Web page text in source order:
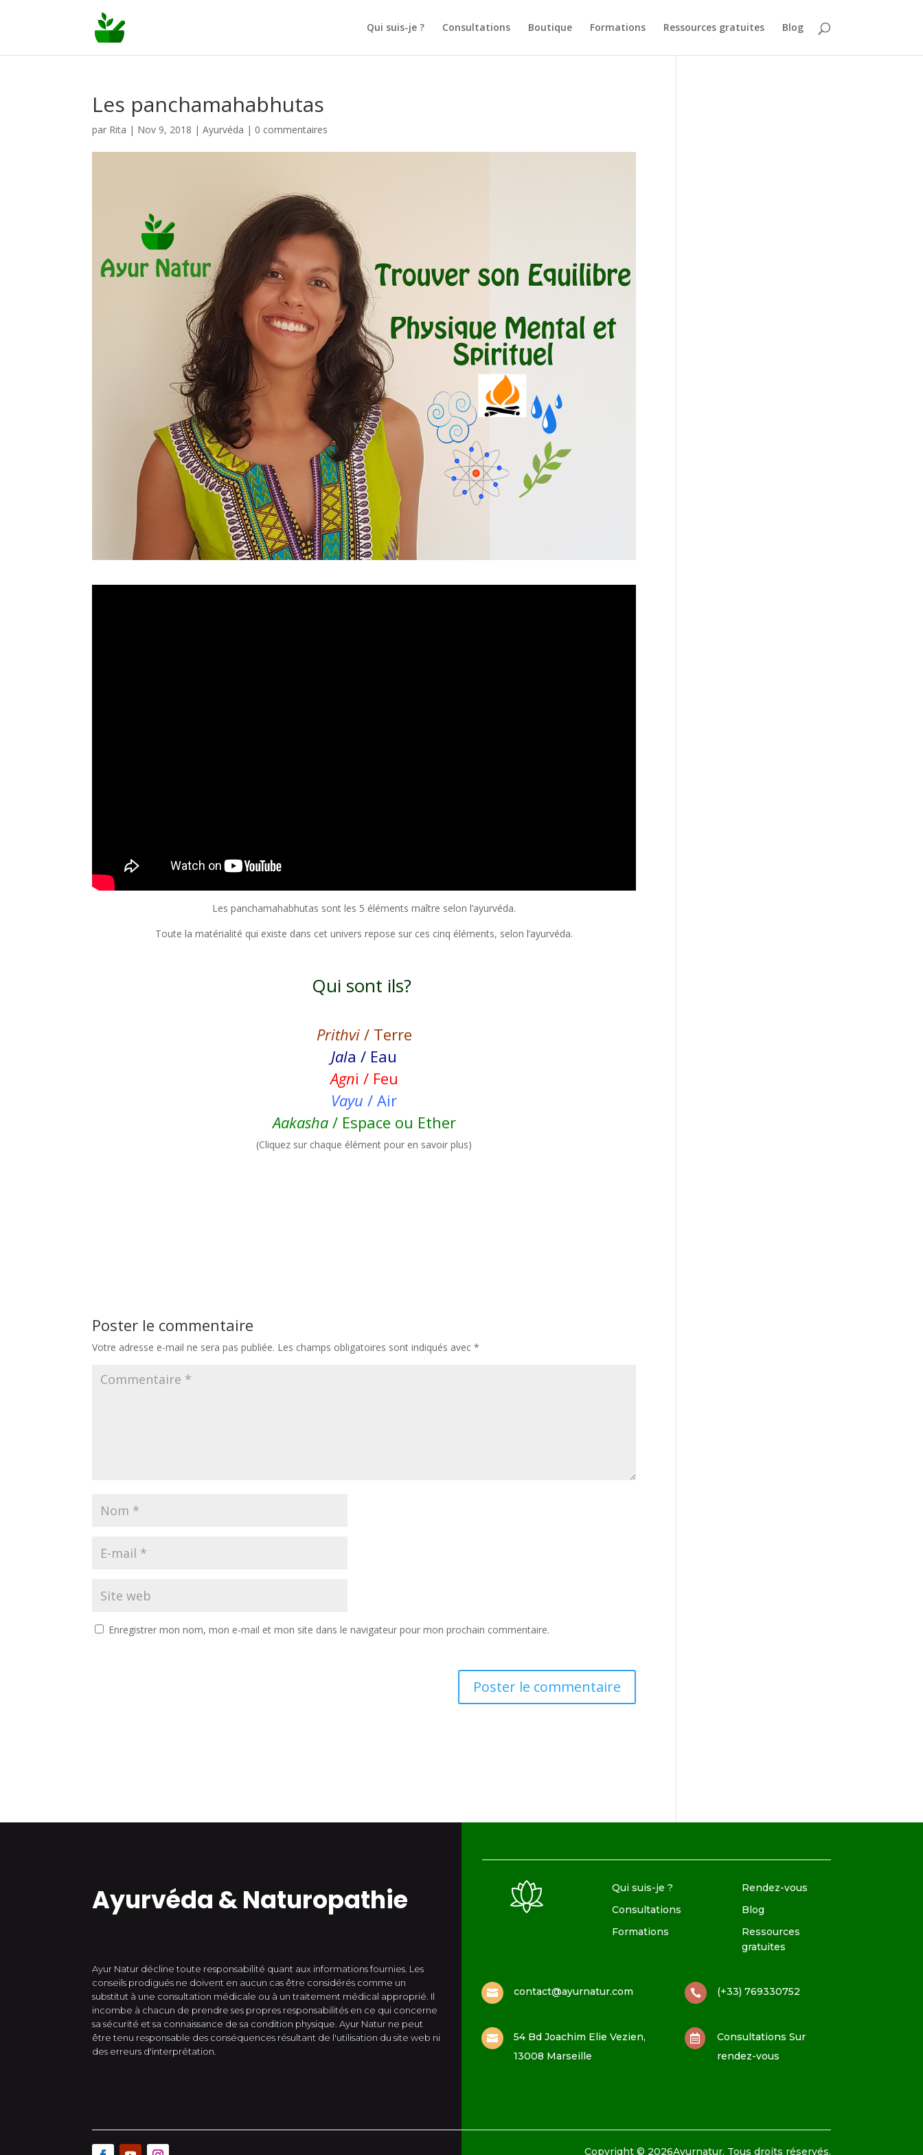
Qui suis-je ? Consultations Boutique Formations Ressources gratuites Blog
Les panchamahabhutas
par Rita | Nov 9, 2018 |Ayurvéda | 0 commentaires
Les panchamahabhutas sont les 5 éléments maître selon l’ayurvéda.
Toute la matérialité qui existe dans cet univers repose sur ces cinq éléments, selon l’ayurvéda.
Qui sont ils?
Prithvi / Terre
Jala / Eau
Agni / Feu
Vayu/ Air
Aakasha / Espace ou Ether
(Cliquez sur chaque élément pour en savoir plus)
Poster le commentaire
Votre adresse e-mail ne sera pas publiée. Les champs obligatoires sont indiqués avec*
Enregistrer mon nom, mon e-mail et mon site dans le navigateur pour mon prochain commentaire.
Ayurvéda & Naturopathie
Ayur Natur décline toute responsabilité quant aux informations fournies. Les
conseils prodigués ne doivent en aucun cas être considérés comme un
substitut à une consultation médicale ou à un traitement médical approprié. Il
incombe à chacun de prendre ses propres responsabilités en ce qui concerne
sa sécurité et sa connaissance de sa condition physique. Ayur Natur ne peut
être tenu responsable des conséquences résultant de l'utilisation du site web ni
des erreurs d'interprétation.
Qui suis-je ?
Consultations
Formations
Rendez-vous
Blog
Ressources
gratuites
 contact@ayurnatur.com

54 Bd Joachim Elie Vezien,
13008 Marseille
 (+33) 769330752

Consultations Sur
rendez-vous
Copyright © 2026Ayurnatur. Tous droits réservés.